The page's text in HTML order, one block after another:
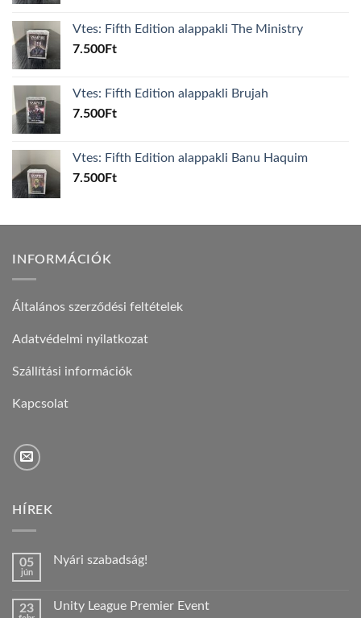
Vtes: Fifth Edition alappakli The Ministry
7.500Ft
Vtes: Fifth Edition alappakli Brujah
7.500Ft
Vtes: Fifth Edition alappakli Banu Haquim
7.500Ft
INFORMÁCIÓK
Általános szerződési feltételek
Adatvédelmi nyilatkozat
Szállítási információk
Kapcsolat
HÍREK
05
jún
Nyári szabadság!
Nyári
23 Unity League Premier Event